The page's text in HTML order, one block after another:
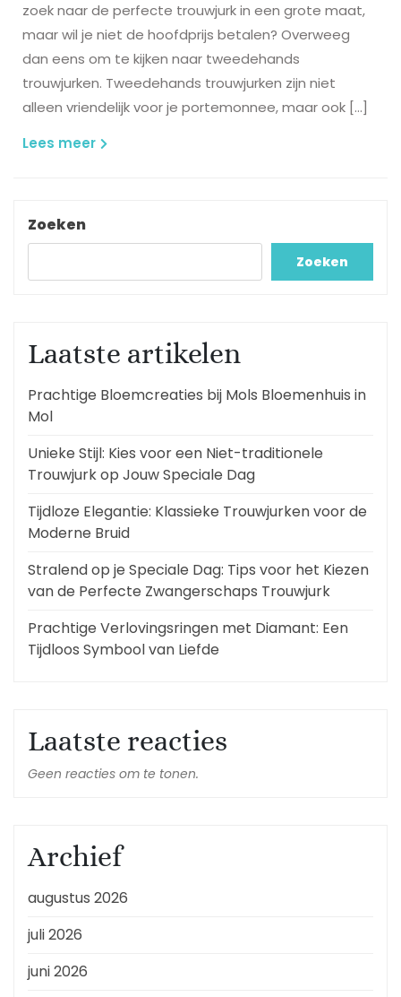
zoek naar de perfecte trouwjurk in een grote maat,
maar wil je niet de hoofdprijs betalen? Overweeg
dan eens om te kijken naar tweedehands
trouwjurken. Tweedehands trouwjurken zijn niet
alleen vriendelijk voor je portemonnee, maar ook […]
Lees meer Lees
Zoeken
Zoeken
Laatste artikelen
Prachtige Bloemcreaties bij Mols Bloemenhuis in
Mol
Unieke Stijl: Kies voor een Niet-traditionele
Trouwjurk op Jouw Speciale Dag
Tijdloze Elegantie: Klassieke Trouwjurken voor de
Moderne Bruid
Stralend op je Speciale Dag: Tips voor het Kiezen
van de Perfecte Zwangerschaps Trouwjurk
Prachtige Verlovingsringen met Diamant: Een
Tijdloos Symbool van Liefde
Laatste reacties
Geen reacties om te tonen.
Archief
augustus 2026
juli 2026
juni 2026